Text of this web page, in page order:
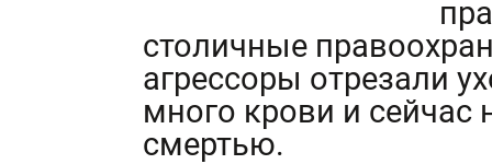
столичные
агрессоры отрезали
много крови и
смертью.